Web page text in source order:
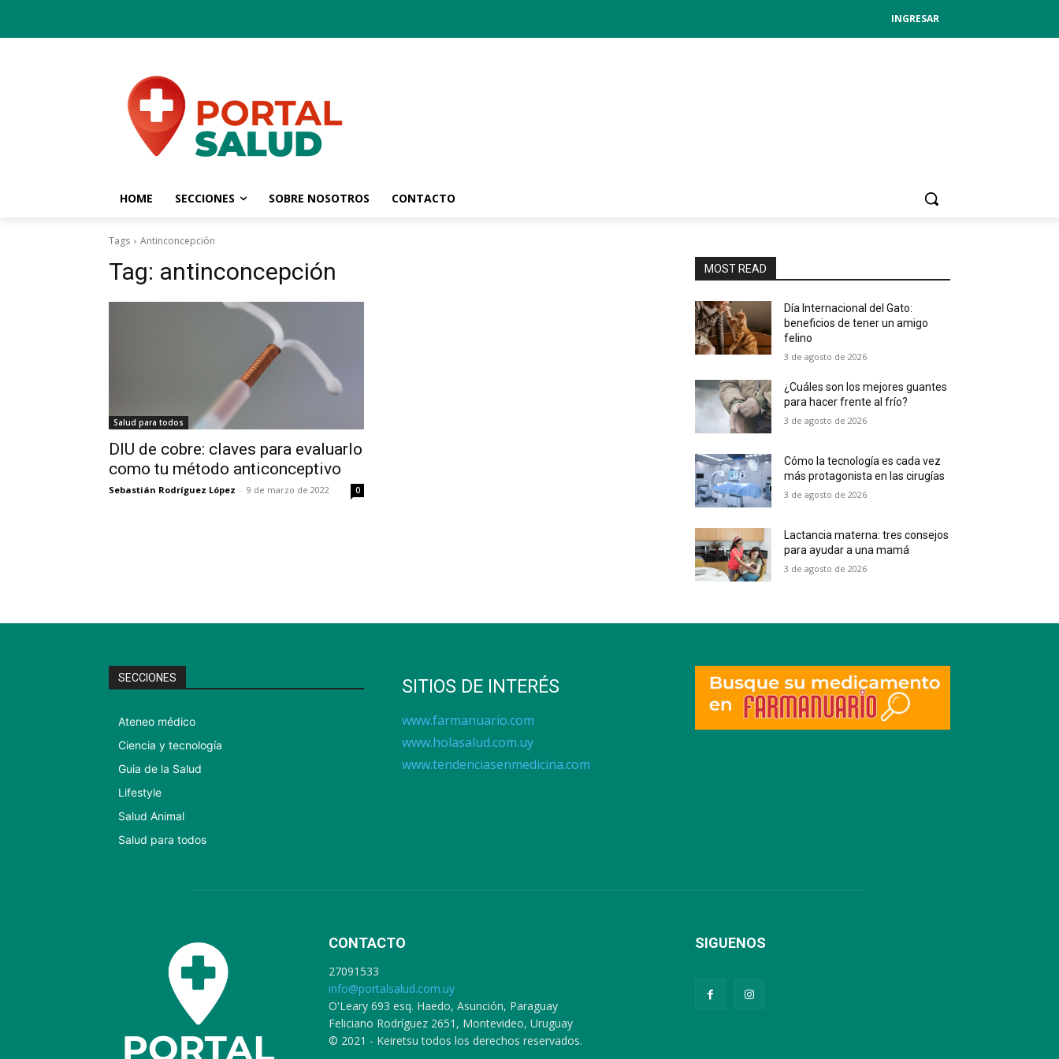
INGRESAR
HOME SECCIONES SOBRE NOSOTROS CONTACTO
Tags Antinconcepción
Tag: antinconcepción
Salud para todos
DIU de cobre: claves para evaluarlo
como tu método anticonceptivo
Sebastián Rodríguez López - 9 de marzo de 2022 0
MOST READ
Día Internacional del Gato:
beneficios de tener un amigo
felino
3 de agosto de 2026
¿Cuáles son los mejores guantes
para hacer frente al frío?
3 de agosto de 2026
Cómo la tecnología es cada vez
más protagonista en las cirugías
3 de agosto de 2026
Lactancia materna: tres consejos
para ayudar a una mamá
3 de agosto de 2026
SECCIONES
Ateneo médico
Ciencia y tecnología
Guia de la Salud
Lifestyle
Salud Animal
Salud para todos
SITIOS DE INTERÉS
www.farmanuario.com
www.holasalud.com.uy
www.tendenciasenmedicina.com
CONTACTO
27091533
info@portalsalud.com.uy
O'Leary 693 esq. Haedo, Asunción, Paraguay
Feliciano Rodríguez 2651, Montevideo, Uruguay
© 2021 - Keiretsu todos los derechos reservados.
SIGUENOS